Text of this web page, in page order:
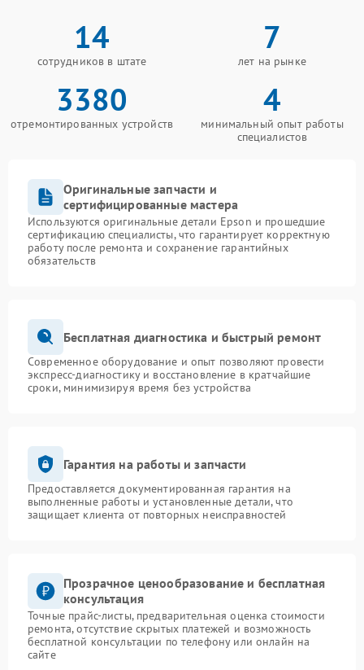
14
сотрудников в штате
7
лет на рынке
3380
отремонтированных устройств
4
минимальный опыт работы
специалистов
Оригинальные запчасти и
сертифицированные мастера
Используются оригинальные детали Epson и прошедшие
сертификацию специалисты, что гарантирует корректную
работу после ремонта и сохранение гарантийных
обязательств
Бесплатная диагностика и быстрый ремонт
Современное оборудование и опыт позволяют провести
экспресс-диагностику и восстановление в кратчайшие
сроки, минимизируя время без устройства
Гарантия на работы и запчасти
Предоставляется документированная гарантия на
выполненные работы и установленные детали, что
защищает клиента от повторных неисправностей
Прозрачное ценообразование и бесплатная
консультация
Точные прайс-листы, предварительная оценка стоимости
ремонта, отсутствие скрытых платежей и возможность
бесплатной консультации по телефону или онлайн на
сайте